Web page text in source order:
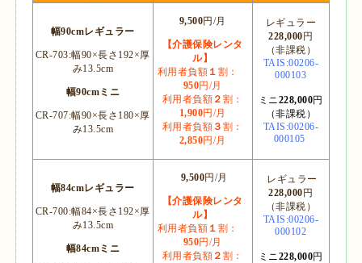
幅90cmレギュラー
CR-703:幅90×長さ192×厚
み13.5cm
幅90cmミニ
CR-707:幅90×長さ180×厚
み13.5cm
9,500円/月
【介護保険レンタ
ル】
利用者負額 １ 割：
950円/月
利用者負額 ２ 割：
1,900円/月
利用者負額 ３ 割：
2,850円/月
レギュラー
228,000 円
（非課税）
TAIS:00206-
000103
ミニ228,000円
（非課税）
TAIS:00206-
000105
幅84cmレギュラー
CR-700:幅84×長さ192×厚
み13.5cm
幅84cmミニ
9,500円/月
【介護保険レンタ
ル】
利用者負額 １ 割：
950円/月
利用者負額 ２ 割：
レギュラー
228,000 円
（非課税）
TAIS:00206-
000102
ミニ228,000円